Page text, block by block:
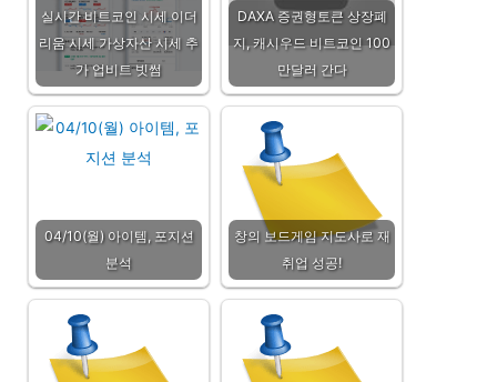
실시간 비트코인 시세 이더
리움 시세 가상자산 시세 추
가 업비트 빗썸
DAXA 증권형토큰 상장폐
지, 캐시우드 비트코인 100
만달러 간다
04/10(월) 아이템, 포지션
분석
창의 보드게임 지도사로 재
취업 성공!